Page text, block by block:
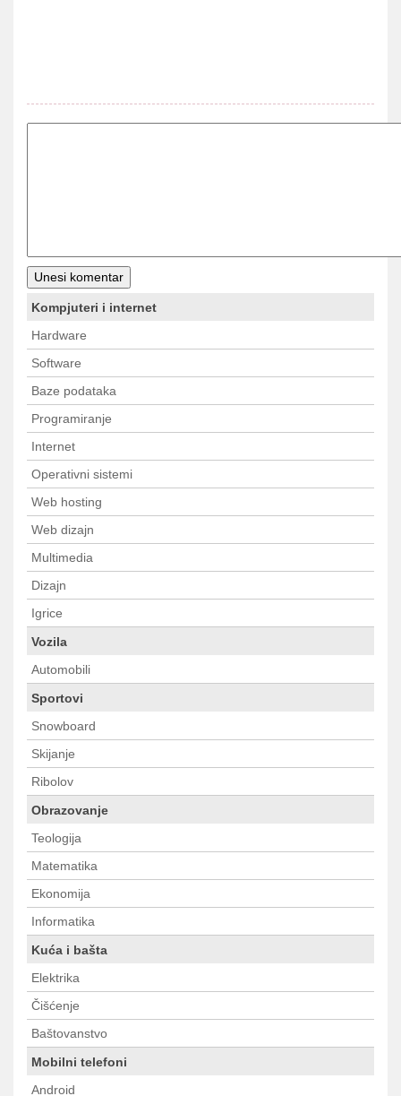
Kompjuteri i internet
Hardware
Software
Baze podataka
Programiranje
Internet
Operativni sistemi
Web hosting
Web dizajn
Multimedia
Dizajn
Igrice
Vozila
Automobili
Sportovi
Snowboard
Skijanje
Ribolov
Obrazovanje
Teologija
Matematika
Ekonomija
Informatika
Kuća i bašta
Elektrika
Čišćenje
Baštovanstvo
Mobilni telefoni
Android